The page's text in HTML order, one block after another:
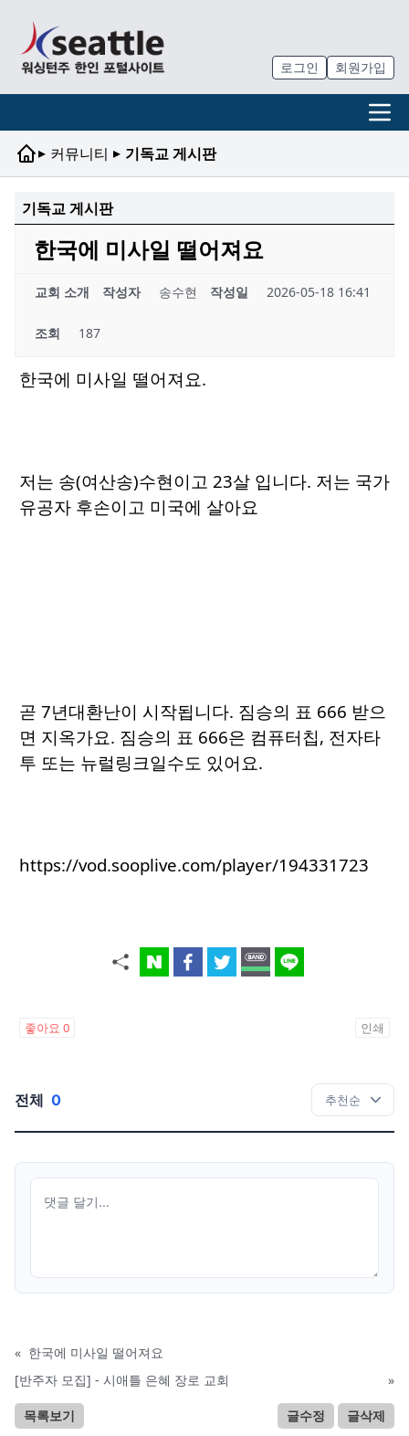
로그인 회원가입
▸ 커뮤니티 ▸ 기독교 게시판
기독교 게시판
한국에 미사일 떨어져요
교회 소개 작성자 송수현 작성일 2026-05-18 16:41
조회 187
한국에 미사일 떨어져요.
저는 송(여산송)수현이고 23살 입니다. 저는 국가
유공자 후손이고 미국에 살아요
곧 7년대환난이 시작됩니다. 짐승의 표 666 받으
면 지옥가요. 짐승의 표 666은 컴퓨터칩, 전자타
투 또는 뉴럴링크일수도 있어요.
https://vod.sooplive.com/player/194331723
좋아요 0 인쇄
전체 0
« 한국에 미사일 떨어져요
[반주자 모집] - 시애틀 은혜 장로 교회
»
목록보기 글수정 글삭제